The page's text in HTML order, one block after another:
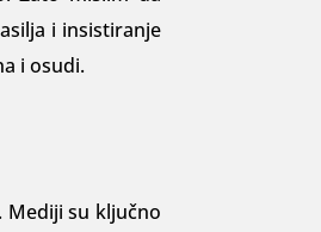
i insistiranje
i osudi.
Mediji su ključno